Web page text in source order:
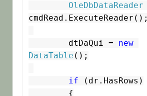
OleDbDataReader
cmdRead.ExecuteReader();
	dtDaQui =
new
DataTable ();
if (dr.HasRows)